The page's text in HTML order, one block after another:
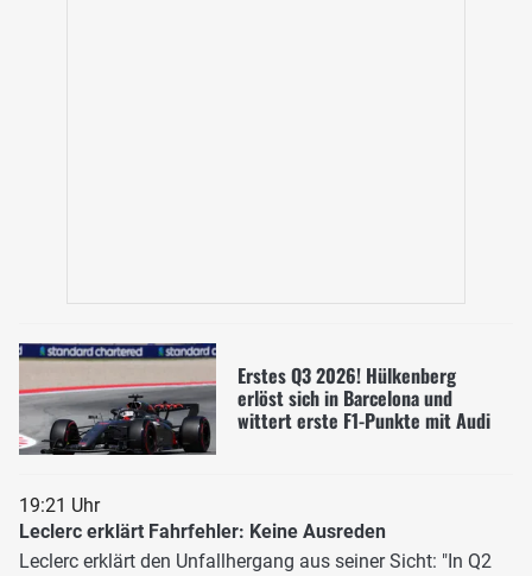
Erstes Q3 2026! Hülkenberg
erlöst sich in Barcelona und
wittert erste F1-Punkte mit Audi
19:21 Uhr
Leclerc erklärt Fahrfehler: Keine Ausreden
Leclerc erklärt den Unfallhergang aus seiner Sicht: "In Q2